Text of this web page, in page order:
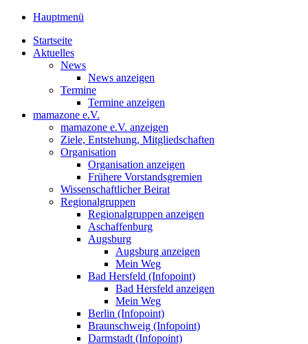
Hauptmenü
Startseite
Aktuelles
News
News anzeigen
Termine
Termine anzeigen
mamazone e.V.
mamazone e.V. anzeigen
Ziele, Entstehung, Mitgliedschaften
Organisation
Organisation anzeigen
Frühere Vorstandsgremien
Wissenschaftlicher Beirat
Regionalgruppen
Regionalgruppen anzeigen
Aschaffenburg
Augsburg
Augsburg anzeigen
Mein Weg
Bad Hersfeld (Infopoint)
Bad Hersfeld anzeigen
Mein Weg
Berlin (Infopoint)
Braunschweig (Infopoint)
Darmstadt (Infopoint)